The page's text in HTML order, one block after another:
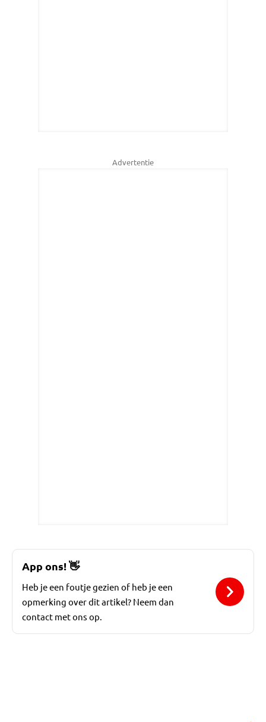
Advertentie
App ons!👋
Heb je een foutje gezien of heb je een
opmerking over dit artikel? Neem dan
contact met ons op.